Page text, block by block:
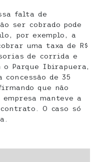
falta de
ser cobrado pode
por exemplo, a
uma taxa de R$
de corrida e
Parque Ibirapuera,
concessão de 35
que não
manteve a
O caso só